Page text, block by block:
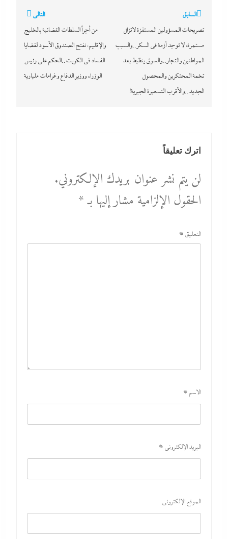
تصفّح
المقالات
السابق
تصريحات المسؤولين المستفزة لاتزال
مستمرة: لا توجد أزمة في السكر..والسبب
المواطنين والتجار..والسوق ينظبط بعد
تخمة المحتكرين والمحصول
الجديد..والأقرب التسعيرة الجبرية!
التالي
من أجرأ السلطات القضائية بالخليج
والإقليم: نفتح الصندوق الأسود لقضايا
الفساد في الكويت..الحكم على رئيس
الوزراء ووزير الدفاع وغرامات مليارية
اترك تعليقاً
لن يتم نشر عنوان بريدك الإلكتروني.
الحقول الإلزامية مشار إليها بـ*
التعليق *
الاسم *
البريد الإلكتروني *
الموقع الإلكتروني
تنفق ملايين الدولارات لإنقاذ المد الإسرائيلي في أمريكا